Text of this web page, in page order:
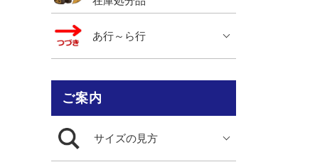
あ行～ら行
ご案内
サイズの見方